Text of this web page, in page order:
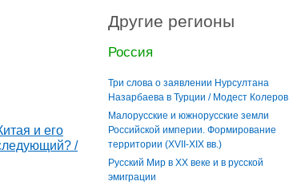
и его
/
Другие регионы
Россия
Три слова о заявлении Нурсултана
Назарбаева в Турции / Модест Колеров
Малорусские и южнорусские земли
Российской империи. Формирование
территории (XVII-XIX вв.)
Русский Мир в ХХ веке и в русской
эмиграции